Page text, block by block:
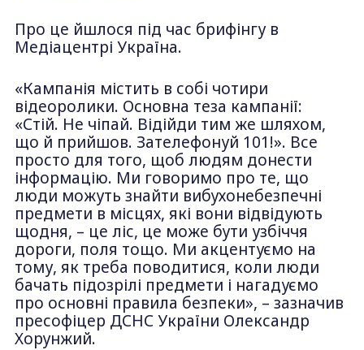
Про це йшлося під час брифінгу в
Медіацентрі Україна.
«Кампанія містить в собі чотири
відеоролики. Основна теза кампанії:
«Стій. Не чіпай. Відійди тим же шляхом,
що й прийшов. Зателефонуй 101!». Все
просто для того, щоб людям донести
інформацію. Ми говоримо про те, що
люди можуть знайти вибухонебезпечні
предмети в місцях, які вони відвідують
щодня, – це ліс, це може бути узбіччя
дороги, поля тощо. Ми акцентуємо на
тому, як треба поводитися, коли люди
бачать підозрілі предмети і нагадуємо
про основні правила безпеки», – зазначив
пресофіцер ДСНС України Олександр
Хорунжий.